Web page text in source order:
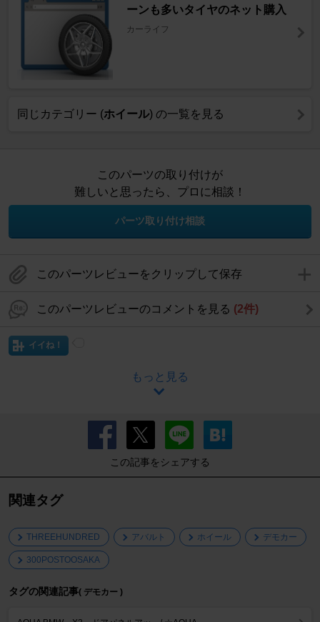
ーンも多いタイヤのネット購入
カーライフ
同じカテゴリー (ホイール) の一覧を見る
このパーツの取り付けが
難しいと思ったら、プロに相談！
パーツ取り付け相談
このパーツレビューをクリップして保存
このパーツレビューのコメントを見る (2件)
イイね！
もっと見る
この記事をシェアする
関連タグ
THREEHUNDRED アバルト ホイール デモカー
300POSTOOSAKA
タグの関連記事( デモカー )